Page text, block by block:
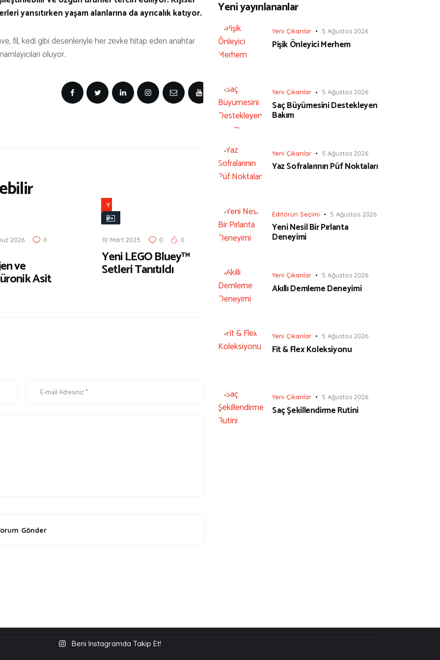
yansıtırken yaşam alanlarına da ayrıcalık katıyor.
fil, kedi gibi desenleriyle her zevke hitap eden anahtar
oluyor.
2026
0
ve
Asit
Y
e
i
Ç
ı
10 Mart 2025 0 0
Yeni LEGO Bluey™
Setleri Tanıtıldı
Yeni yayınlananlar
Yeni Çıkanlar 5 Ağustos 2026
Pişik Önleyici Merhem
Yeni Çıkanlar 5 Ağustos 2026
Saç Büyümesini Destekleyen
Bakım
Yeni Çıkanlar 5 Ağustos 2026
Yaz Sofralarının Püf Noktaları
Editörün Seçimi 5 Ağustos 2026
Yeni Nesil Bir Pırlanta
Deneyimi
Yeni Çıkanlar 5 Ağustos 2026
Akıllı Demleme Deneyimi
Yeni Çıkanlar 5 Ağustos 2026
Fit & Flex Koleksiyonu
Yeni Çıkanlar 5 Ağustos 2026
Saç Şekillendirme Rutini
Beni Instagramda Takip Et!